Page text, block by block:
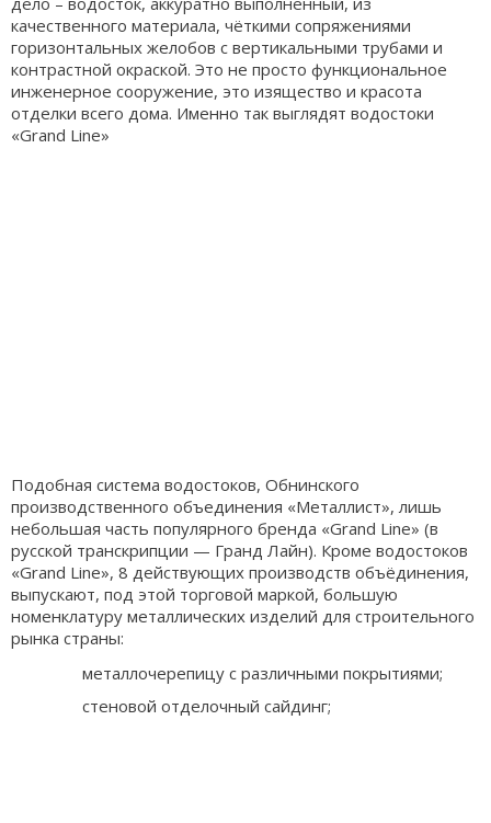
качественного материала, чёткими сопряжениями
горизонтальных желобов с вертикальными трубами и
контрастной окраской. Это не просто функциональное
инженерное сооружение, это изящество и красота
отделки всего дома. Именно так выглядят водостоки
«Grand Line»
Подобная система водостоков, Обнинского
производственного объединения «Металлист», лишь
небольшая часть популярного бренда «Grand Line» (в
русской транскрипции — Гранд Лайн). Кроме водостоков
«Grand Line», 8 действующих производств объёдинения,
выпускают, под этой торговой маркой, большую
номенклатуру металлических изделий для строительного
рынка страны:
металлочерепицу с различными покрытиями;
стеновой отделочный сайдинг;